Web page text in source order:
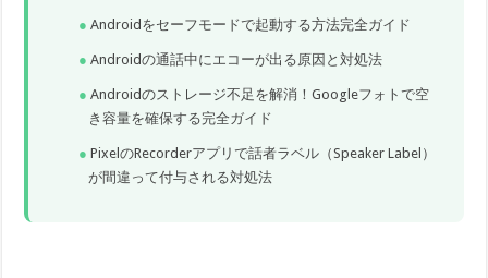
Androidをセーフモードで起動する方法完全ガイド
Androidの通話中にエコーが出る原因と対処法
Androidのストレージ不足を解消！Googleフォトで空
き容量を確保する完全ガイド
PixelのRecorderアプリで話者ラベル（Speaker Label）
が間違って付与される対処法